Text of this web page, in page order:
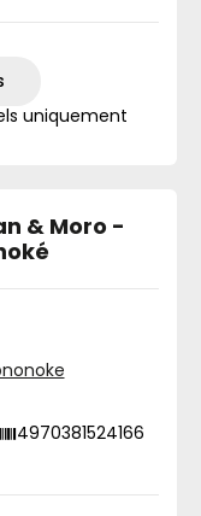
uniquement
& Moro -
4970381524166